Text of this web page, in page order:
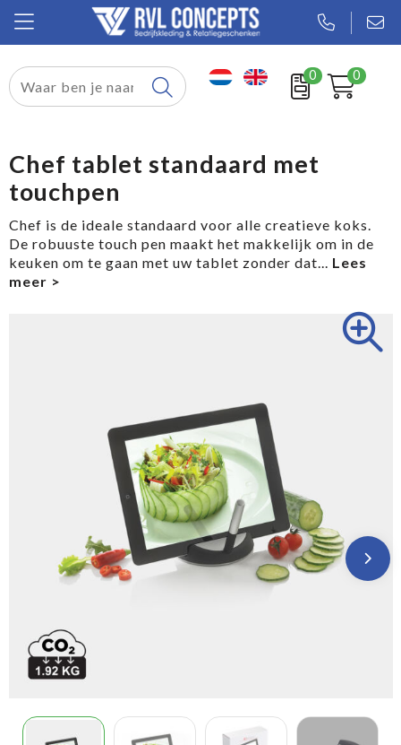
0 0
Relatiegeschenken
Tassen
Sport
Werkkleding
Chef tablet standaard met
touchpen
Chef is de ideale standaard voor alle creatieve koks.
De robuuste touch pen maakt het makkelijk om in de
keuken om te gaan met uw tablet zonder dat...